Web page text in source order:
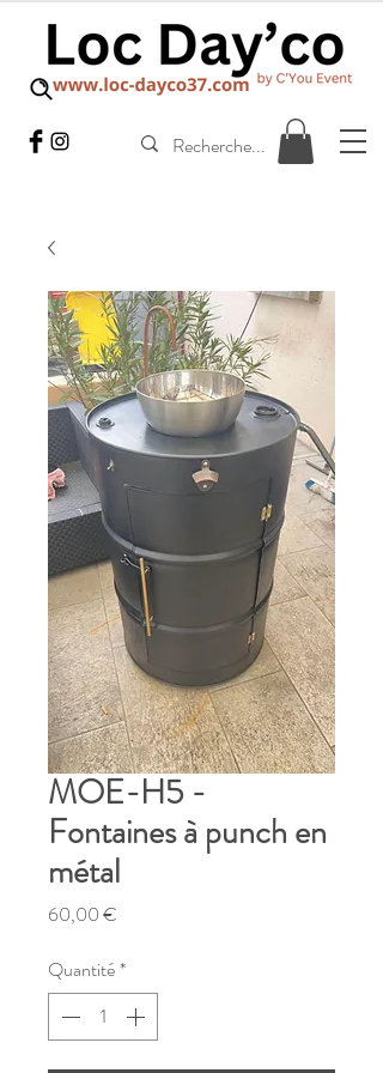
MOE-H5 -
Fontaines à punch en
métal
60,00 €
Quantité*